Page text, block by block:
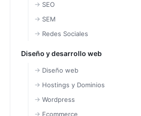
SEO
SEM
Redes Sociales
Diseño y desarrollo web
Diseño web
Hostings y Dominios
Wordpress
Ecommerce